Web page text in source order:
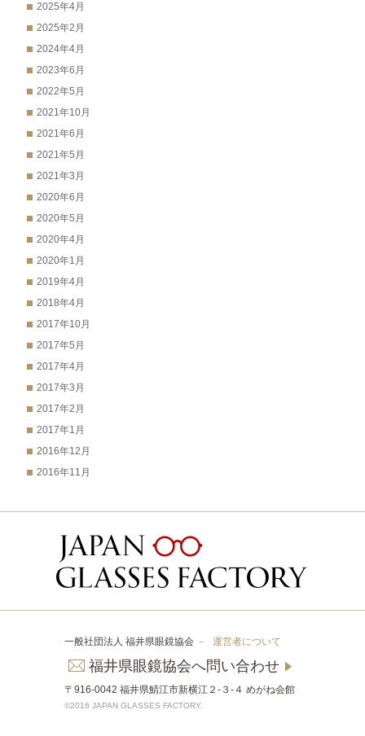
2025年4月
2025年2月
2024年4月
2023年6月
2022年5月
2021年10月
2021年6月
2021年5月
2021年3月
2020年6月
2020年5月
2020年4月
2020年1月
2019年4月
2018年4月
2017年10月
2017年5月
2017年4月
2017年3月
2017年2月
2017年1月
2016年12月
2016年11月
一般社団法人 福井県眼鏡協会 － 運営者について
福井県眼鏡協会へ問い合わせ
〒916-0042 福井県鯖江市新横江２-３-４ めがね会館
©2016 JAPAN GLASSES FACTORY.